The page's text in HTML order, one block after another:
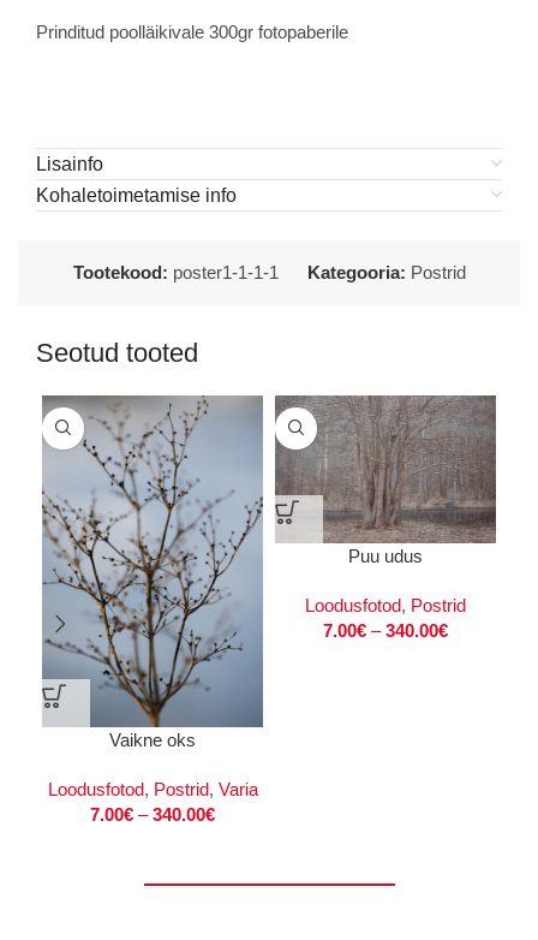
Prinditud poolläikivale 300gr fotopaberile
Lisainfo
Kohaletoimetamise info
Tootekood: poster1-1-1-1 Kategooria: Postrid
Seotud tooted
Vaikne oks
Loodusfotod, Postrid, Varia
7.00€ – 340.00€
Puu udus
Loodusfotod, Postrid
7.00€ – 340.00€